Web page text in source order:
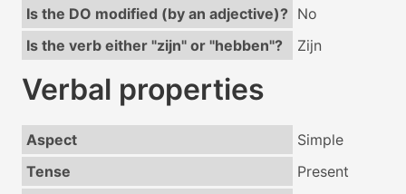
Is the DO modified (by an adjective)? No
Is the verb either "zijn" or "hebben"?
Zijn
Verbal properties
Aspect
Simple
Tense
Present